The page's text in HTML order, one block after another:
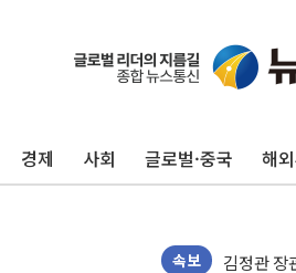
경제 사회 글로벌·중국 해
속보
리투아니
구광모,
김정관